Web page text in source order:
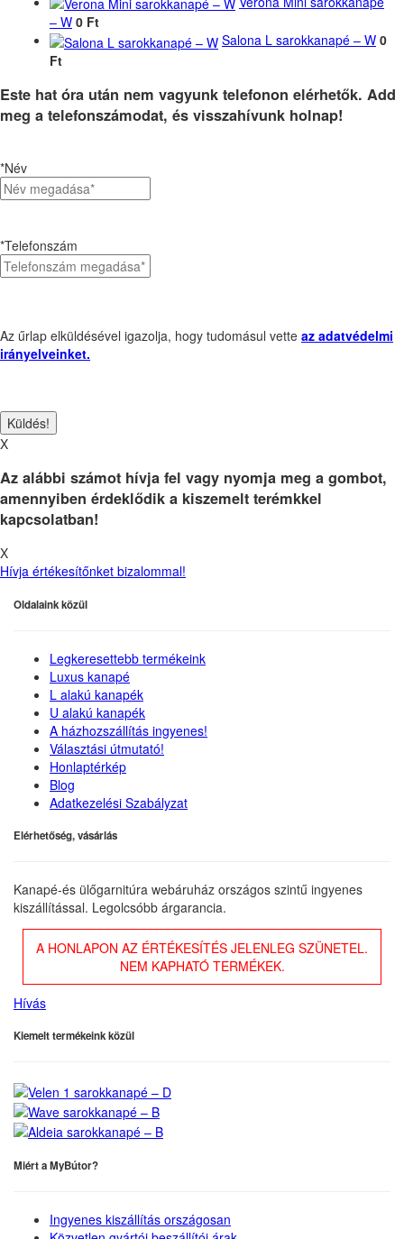
– W 0 Ft
Salona L sarokkanapé – W 0
Ft
Este hat óra után nem vagyunk telefonon elérhetők. Add
meg a telefonszámodat, és visszahívunk holnap!
*Név
*Telefonszám
Az űrlap elküldésével igazolja, hogy tudomásul vette az adatvédelmi
irányelveinket.
X
Az alábbi számot hívja fel vagy nyomja meg a gombot,
amennyiben érdeklődik a kiszemelt terémkkel
kapcsolatban!
X
Hívja értékesítőnket bizalommal!
Oldalaink közül
Legkeresettebb termékeink
Luxus kanapé
L alakú kanapék
U alakú kanapék
A házhozszállítás ingyenes!
Választási útmutató!
Honlaptérkép
Blog
Adatkezelési Szabályzat
Elérhetőség, vásárlás
Kanapé-és ülőgarnitúra webáruház országos szintű ingyenes
kiszállítással. Legolcsóbb árgarancia.
A HONLAPON AZ ÉRTÉKESÍTÉS JELENLEG SZÜNETEL.
NEM KAPHATÓ TERMÉKEK.
Hívás
Kiemelt termékeink közül
Miért a MyBútor?
Ingyenes kiszállítás országosan